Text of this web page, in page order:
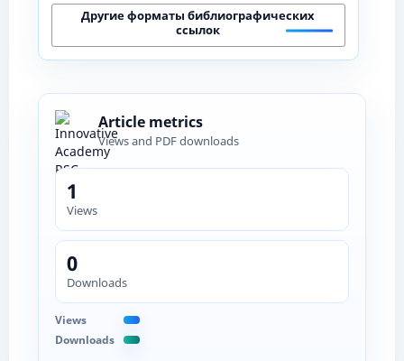
Другие форматы библиографических
ссылок
Article metrics
Views and PDF downloads
1
Views
0
Downloads
Views
Downloads